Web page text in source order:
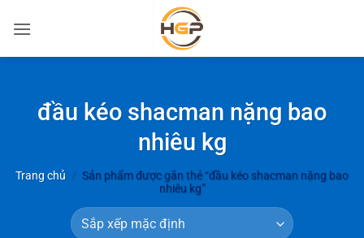
qua
đầu kéo shacman nặng bao
nhiêu kg
Trang chủ / Sản phẩm được gắn thẻ “đầu kéo shacman nặng bao
nhiêu kg”